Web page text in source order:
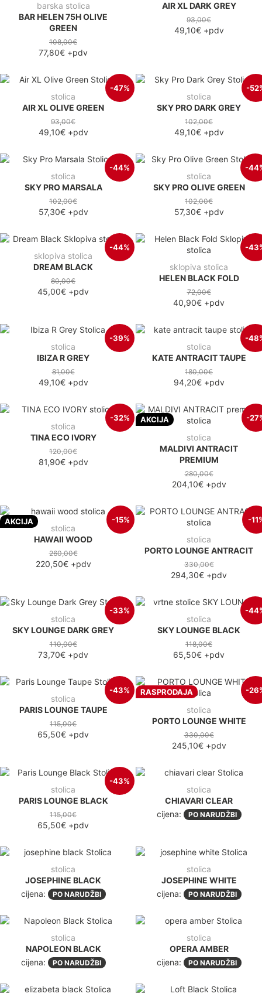
barska stolica
BAR HELEN 75H OLIVE
GREEN
108,00€
77,80€ +pdv
AIR XL DARK GREY
93,00€
49,10€+pdv
-47%
stolica
AIR XL OLIVE GREEN
93,00€
49,10€+pdv
-
stolica
SKY PRO DARK GREY
102,00€
49,10€+pdv
-44%
stolica
SKY PRO MARSALA
102,00€
57,30€+pdv
-
stolica
SKY PRO OLIVE GREEN
102,00€
57,30€+pdv
-44%
sklopiva stolica
DREAM BLACK
80,00€
45,00€ +pdv
-
sklopiva stolica
HELEN BLACK FOLD
72,00€
40,90€ +pdv
-39%
stolica
IBIZA R GREY
81,00€
49,10€+pdv
-
stolica
KATE ANTRACIT TAUPE
180,00€
94,20€+pdv
-32%
stolica
TINA ECO IVORY
120,00€
81,90€+pdv
AKCIJA -
stolica
MALDIVI ANTRACIT
PREMIUM
280,00€
204,10€+pdv
AKCIJA -15%
stolica
HAWAII WOOD
260,00€
220,50€+pdv
-
stolica
PORTO LOUNGE ANTRACIT
330,00€
294,30€ +pdv
-33%
stolica
SKY LOUNGE DARK GREY
110,00€
73,70€ +pdv
-
stolica
SKY LOUNGE BLACK
118,00€
65,50€ +pdv
-43%
stolica
PARIS LOUNGE TAUPE
115,00€
65,50€ +pdv
RASPRODAJA -
stolica
PORTO LOUNGE WHITE
330,00€
245,10€+pdv
-43%
stolica
PARIS LOUNGE BLACK
115,00€
65,50€ +pdv
stolica
CHIAVARI CLEAR
cijena:
PO NARUDŽBI
stolica
JOSEPHINE BLACK
cijena:
PO NARUDŽBI
stolica
JOSEPHINE WHITE
cijena:
PO NARUDŽBI
stolica
NAPOLEON BLACK
cijena:
PO NARUDŽBI
stolica
OPERA AMBER
cijena:
PO NARUDŽBI